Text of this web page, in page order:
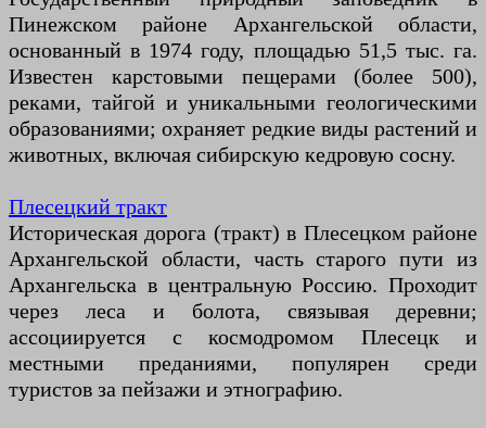
Пинежском районе Архангельской области,
основанный в 1974 году, площадью 51,5 тыс. га.
Известен карстовыми пещерами (более 500),
реками, тайгой и уникальными геологическими
образованиями; охраняет редкие виды растений и
животных, включая сибирскую кедровую сосну.
Плесецкий тракт
Историческая дорога (тракт) в Плесецком районе
Архангельской области, часть старого пути из
Архангельска в центральную Россию. Проходит
через леса и болота, связывая деревни;
ассоциируется с космодромом Плесецк и
местными преданиями, популярен среди
туристов за пейзажи и этнографию.